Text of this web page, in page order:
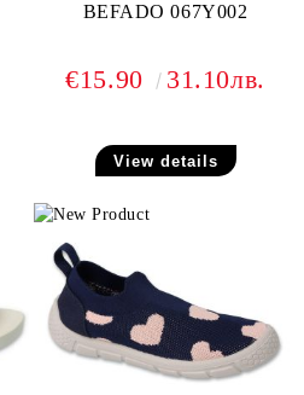
BEFADO 067Y002
€15.90 31.10лв.
View details